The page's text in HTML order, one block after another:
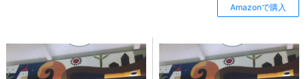
Amazonで購入